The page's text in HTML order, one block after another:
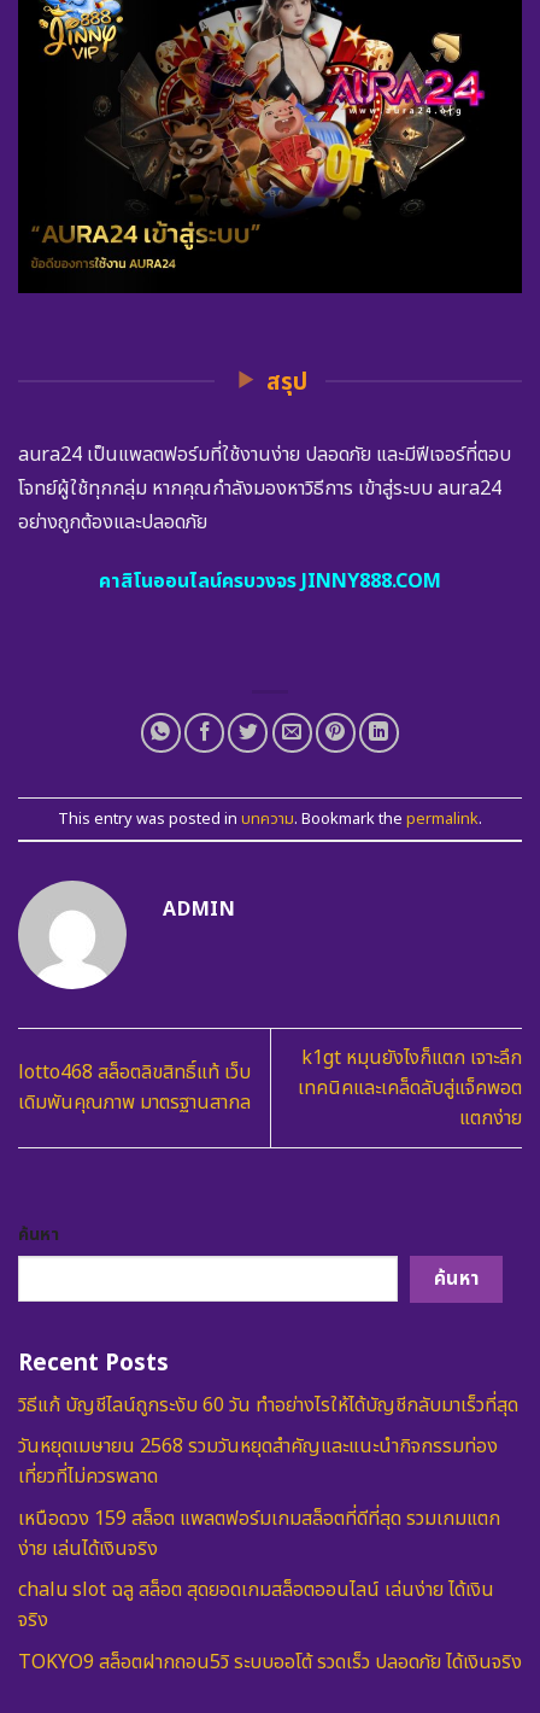
สรุป
aura24 เป็นแพลตฟอร์มที่ใช้งานง่าย ปลอดภัย และมีฟีเจอร์ที่ตอบ
โจทย์ผู้ใช้ทุกกลุ่ม หากคุณกำลังมองหาวิธีการ เข้าสู่ระบบ aura24
อย่างถูกต้องและปลอดภัย
คาสิโนออนไลน์ครบวงจร JINNY888.COM
This entry was posted in บทความ. Bookmark the permalink.
ADMIN
lotto468 สล็อตลิขสิทธิ์แท้ เว็บ
เดิมพันคุณภาพ มาตรฐานสากล
k1gt หมุนยังไงก็แตก เจาะลึก
เทคนิคและเคล็ดลับสู่แจ็คพอต
แตกง่าย
ค้นหา
ค้นหา
Recent Posts
วิธีแก้ บัญชีไลน์ถูกระงับ 60 วัน ทำอย่างไรให้ได้บัญชีกลับมาเร็วที่สุด
วันหยุดเมษายน 2568 รวมวันหยุดสำคัญและแนะนำกิจกรรมท่อง
เที่ยวที่ไม่ควรพลาด
เหนือดวง 159 สล็อต แพลตฟอร์มเกมสล็อตที่ดีที่สุด รวมเกมแตก
ง่าย เล่นได้เงินจริง
chalu slot ฉลู สล็อต สุดยอดเกมสล็อตออนไลน์ เล่นง่าย ได้เงิน
จริง
TOKYO9 สล็อตฝากถอน5วิ ระบบออโต้ รวดเร็ว ปลอดภัย ได้เงินจริง